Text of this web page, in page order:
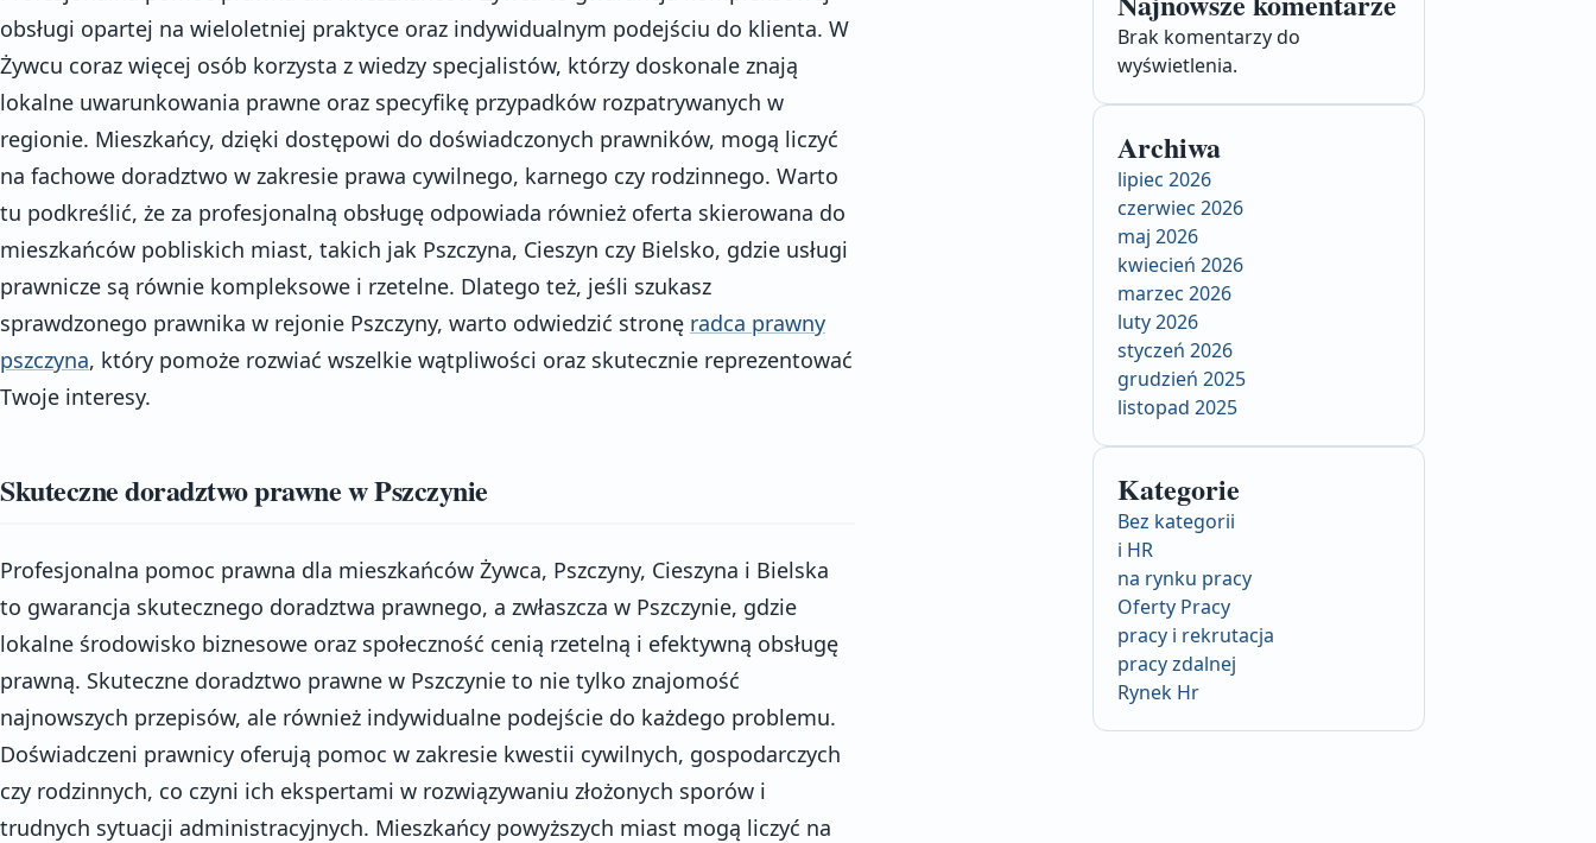
obsługi opartej na wieloletniej praktyce oraz indywidualnym podejściu do klienta. W
Żywcu coraz więcej osób korzysta z wiedzy specjalistów, którzy doskonale znają
lokalne uwarunkowania prawne oraz specyfikę przypadków rozpatrywanych w
regionie. Mieszkańcy, dzięki dostępowi do doświadczonych prawników, mogą liczyć
na fachowe doradztwo w zakresie prawa cywilnego, karnego czy rodzinnego. Warto
tu podkreślić, że za profesjonalną obsługę odpowiada również oferta skierowana do
mieszkańców pobliskich miast, takich jak Pszczyna, Cieszyn czy Bielsko, gdzie usługi
prawnicze są równie kompleksowe i rzetelne. Dlatego też, jeśli szukasz
sprawdzonego prawnika w rejonie Pszczyny, warto odwiedzić stronę radca prawny
pszczyna, który pomoże rozwiać wszelkie wątpliwości oraz skutecznie reprezentować
Twoje interesy.
Skuteczne doradztwo prawne w Pszczynie
Profesjonalna pomoc prawna dla mieszkańców Żywca, Pszczyny, Cieszyna i Bielska
to gwarancja skutecznego doradztwa prawnego, a zwłaszcza w Pszczynie, gdzie
lokalne środowisko biznesowe oraz społeczność cenią rzetelną i efektywną obsługę
prawną. Skuteczne doradztwo prawne w Pszczynie to nie tylko znajomość
najnowszych przepisów, ale również indywidualne podejście do każdego problemu.
Doświadczeni prawnicy oferują pomoc w zakresie kwestii cywilnych, gospodarczych
czy rodzinnych, co czyni ich ekspertami w rozwiązywaniu złożonych sporów i
trudnych sytuacji administracyjnych. Mieszkańcy powyższych miast mogą liczyć na
Brak komentarzy do
wyświetlenia.
Archiwa
lipiec 2026
czerwiec 2026
maj 2026
kwiecień 2026
marzec 2026
luty 2026
styczeń 2026
grudzień 2025
listopad 2025
Kategorie
Bez kategorii
i HR
na rynku pracy
Oferty Pracy
pracy i rekrutacja
pracy zdalnej
Rynek Hr